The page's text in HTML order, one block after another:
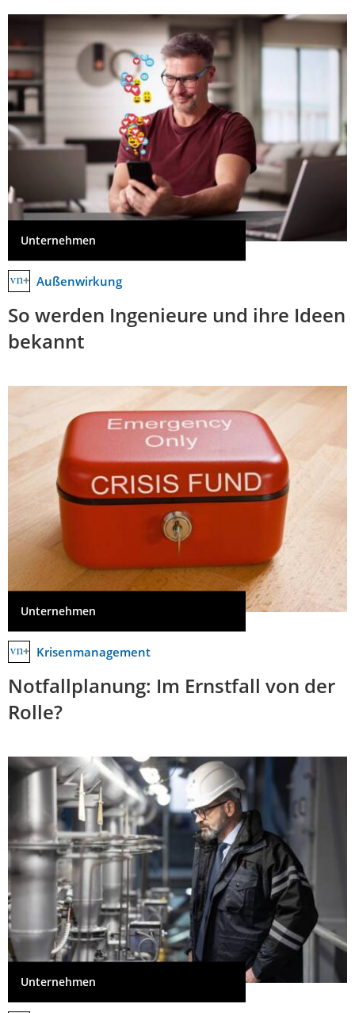
Unternehmen
Außenwirkung
So werden Ingenieure und ihre Ideen
bekannt
Unternehmen
Krisenmanagement
Notfallplanung: Im Ernstfall von der
Rolle?
Unternehmen